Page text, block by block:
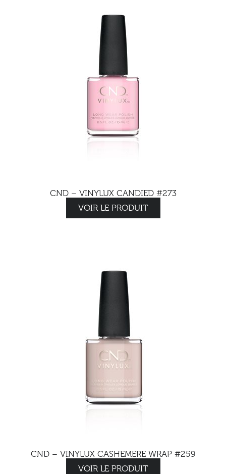
CND – VINYLUX CANDIED #273
VOIR LE PRODUIT
CND – VINYLUX CASHEMERE WRAP #259
VOIR LE PRODUIT